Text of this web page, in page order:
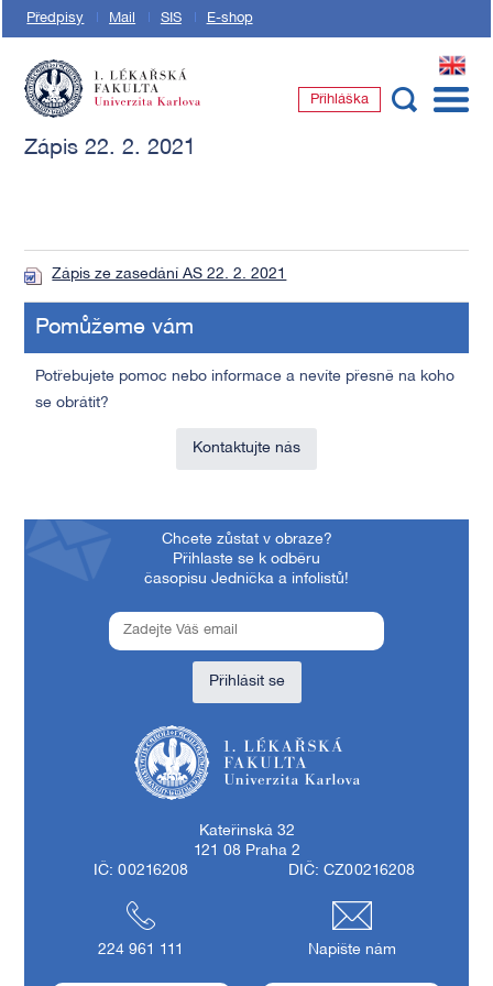
Předpisy Mail SIS E-shop
EN
Přihláška
Zápis 22. 2. 2021
Zápis ze zasedání AS 22. 2. 2021
Pomůžeme vám
Potřebujete pomoc nebo informace a nevíte přesně na koho
se obrátit?
Kontaktujte nás
Chcete zůstat v obraze?
Přihlaste se k odběru
časopisu Jednička a infolistů!
Přihlásit se
Kateřinská 32
121 08 Praha 2
IČ: 00216208
DIČ: CZ00216208
224 961 111 Napište nám